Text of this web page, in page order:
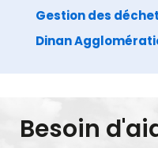
Gestion des
Dinan
Besoin